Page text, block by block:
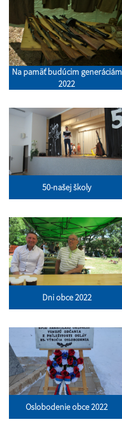
Na pamäť budúcim generáciám
2022
50-našej školy
Dni obce 2022
Oslobodenie obce 2022